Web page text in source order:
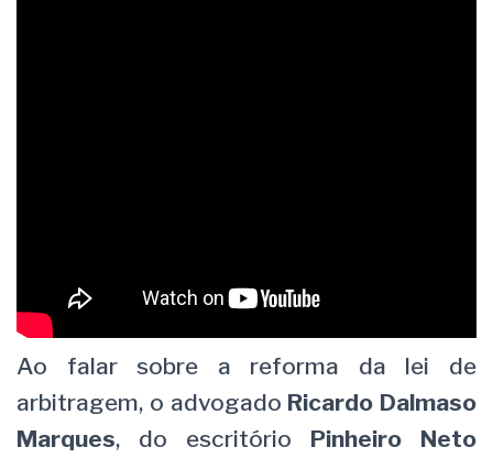
Ao falar sobre a reforma da lei de
arbitragem, o advogado Ricardo Dalmaso
Marques, do escritório Pinheiro Neto